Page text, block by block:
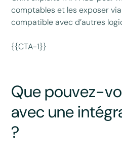
comptables et les exposer
compatible avec d’autres
{{CTA-1}}
Que pouvez-
avec une
?